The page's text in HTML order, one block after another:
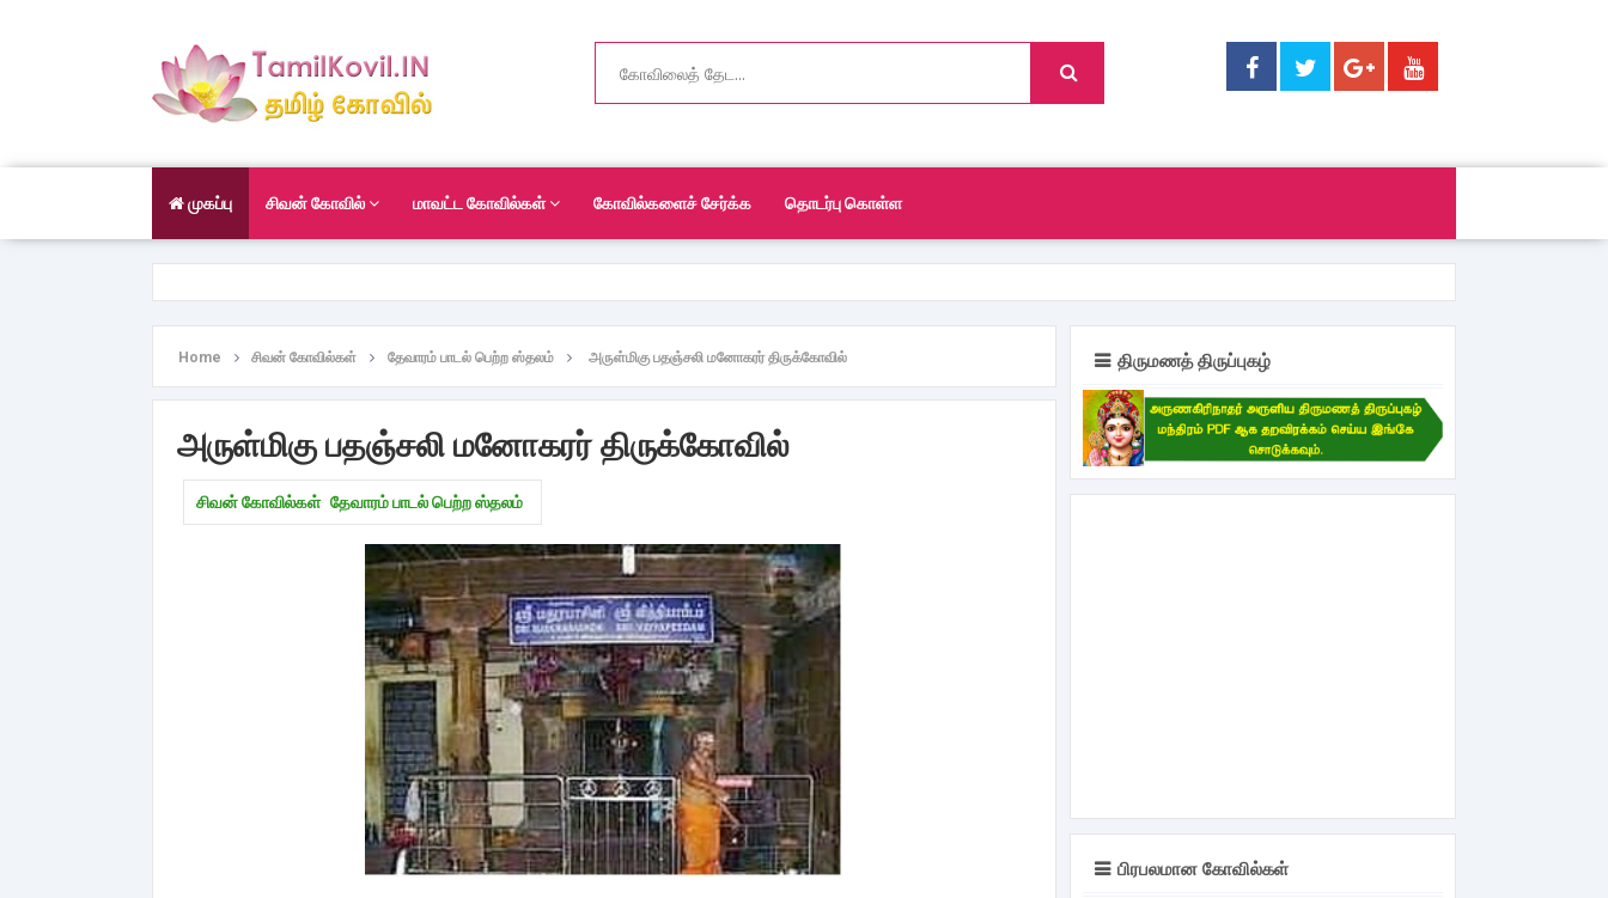
முகப்பு சிவன் கோவில் மாவட்ட கோவில்கள் கோவில்களைச் சேர்க்க தொடர்பு கொள்ள
Home சிவன் கோவில்கள் தேவாரம் பாடல் பெற்ற ஸ்தலம் அருள்மிகு பதஞ்சலி மனோகரர் திருக்கோவில்
அருள்மிகு பதஞ்சலி மனோகரர் திருக்கோவில்
சிவன் கோவில்கள் தேவாரம் பாடல் பெற்ற ஸ்தலம்
திருமணத் திருப்புகழ்
பிரபலமான கோவில்கள்